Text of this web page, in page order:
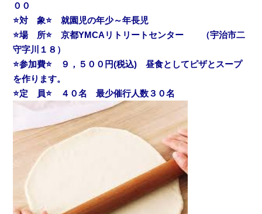
００
⭐対 象⭐ 就園児の年少～年長児
⭐場 所⭐ 京都YMCAリトリートセンター （宇治市二
守字川１８）
⭐参加費⭐ ９，５００円(税込) 昼食としてピザとスープ
を作ります。
⭐定 員⭐ ４０名 最少催行人数３０名